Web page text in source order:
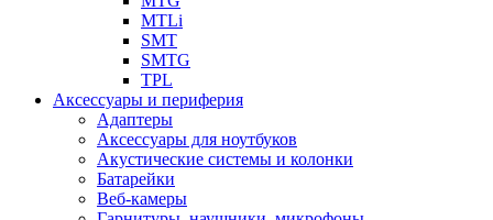
MTLi
SMT
SMTG
TPL
Аксессуары и периферия
Адаптеры
Аксессуары для ноутбуков
Акустические системы и колонки
Батарейки
Веб-камеры